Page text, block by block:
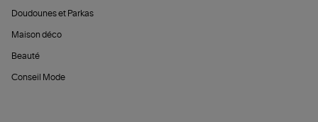
Doudounes et Parkas
Maison déco
Beauté
Conseil Mode